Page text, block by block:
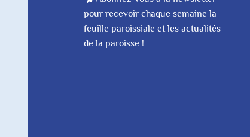
pour recevoir chaque semaine la
feuille paroissiale et les actualités
de la paroisse !